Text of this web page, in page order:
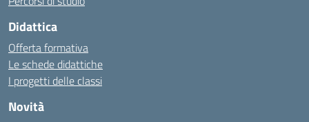
Didattica
Offerta formativa
Le schede didattiche
I progetti delle classi
Novità